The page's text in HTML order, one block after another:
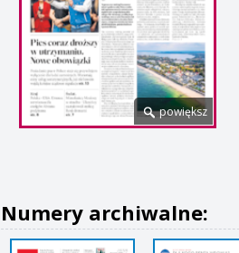
powiększ
Numery archiwalne: